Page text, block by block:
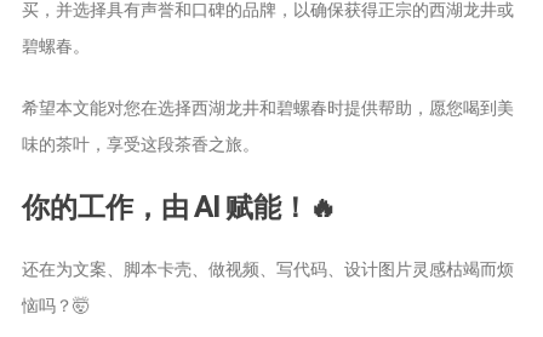
买，并选择具有声誉和口碑的品牌，以确保获得正宗的西湖龙井或
碧螺春。
希望本文能对您在选择西湖龙井和碧螺春时提供帮助，愿您喝到美
味的茶叶，享受这段茶香之旅。
你的工作，由 AI 赋能！🔥
还在为文案、脚本卡壳、做视频、写代码、设计图片灵感枯竭而烦
恼吗？🤯
养生药汤包